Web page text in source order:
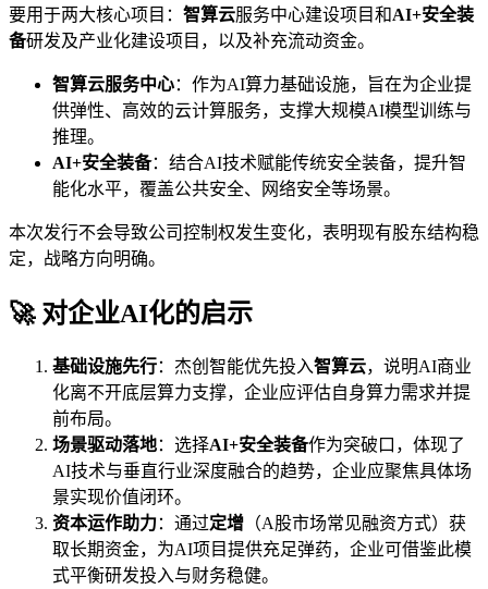
要用于两大核心项目： 智算云服务中心建设项目和AI+安全装
备研发及产业化建设项目，以及补充流动资金。
智算云服务中心：作为AI算力基础设施，旨在为企业提
供弹性、高效的云计算服务，支撑大规模AI模型训练与
推理。
AI+安全装备：结合AI技术赋能传统安全装备，提升智
能化水平，覆盖公共安全、网络安全等场景。
本次发行不会导致公司控制权发生变化，表明现有股东结构稳
定，战略方向明确。
🚀 对企业AI化的启示
基础设施先行：杰创智能优先投入智算云，说明AI商业
化离不开底层算力支撑，企业应评估自身算力需求并提
前布局。
场景驱动落地：选择AI+安全装备作为突破口，体现了
AI技术与垂直行业深度融合的趋势，企业应聚焦具体场
景实现价值闭环。
资本运作助力：通过定增 （A股市场常见融资方式）获
取长期资金，为AI项目提供充足弹药，企业可借鉴此模
式平衡研发投入与财务稳健。